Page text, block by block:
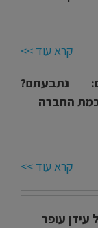
קרא עוד >>
נתבעתם?
החברה
קרא עוד >>
עופר